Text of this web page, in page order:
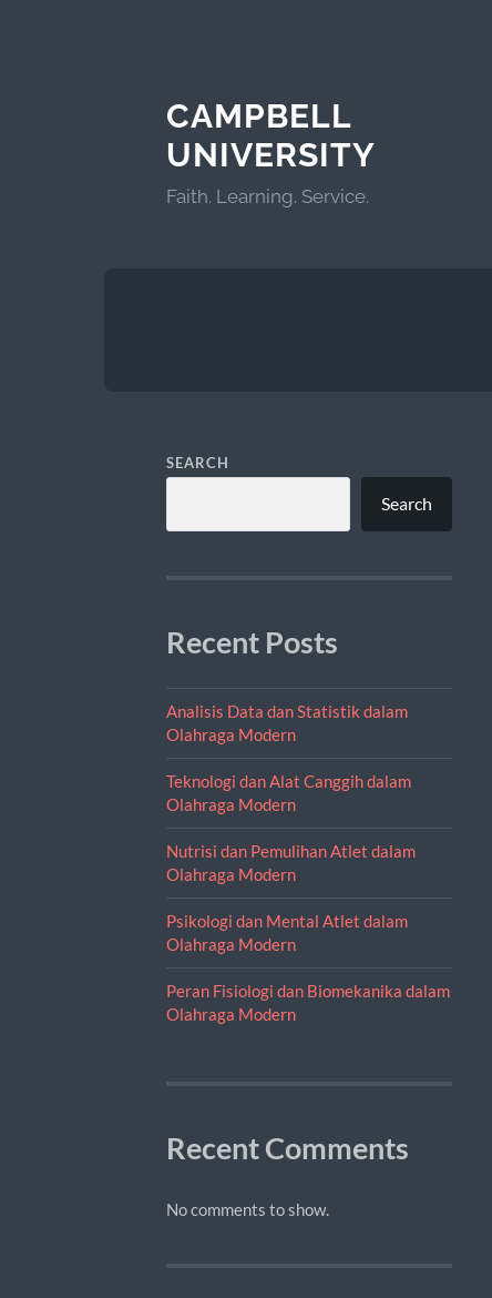
CAMPBELL
UNIVERSITY
Faith. Learning. Service.
SEARCH
Search
Recent Posts
Analisis Data dan Statistik dalam
Olahraga Modern
Teknologi dan Alat Canggih dalam
Olahraga Modern
Nutrisi dan Pemulihan Atlet dalam
Olahraga Modern
Psikologi dan Mental Atlet dalam
Olahraga Modern
Peran Fisiologi dan Biomekanika dalam
Olahraga Modern
Recent Comments
No comments to show.